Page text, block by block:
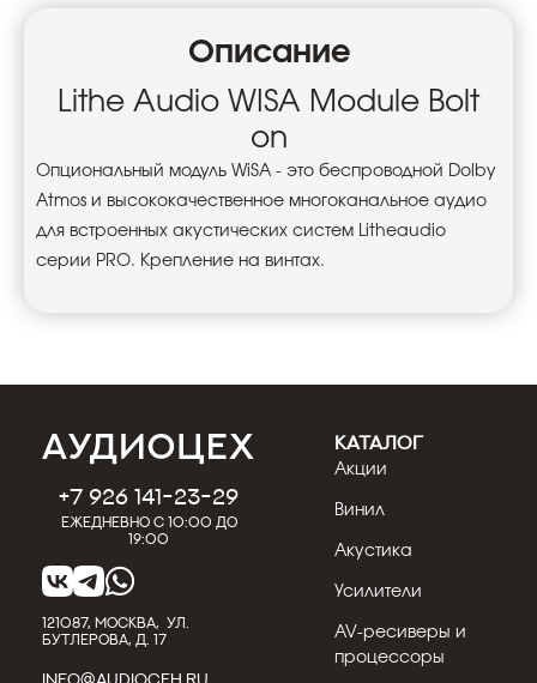
Описание
Lithe Audio WISA Module Bolt
on
Опциональный модуль WiSA - это беспроводной Dolby
Atmos и высококачественное многоканальное аудио
для встроенных акустических систем Litheaudio
серии PRO. Крепление на винтах.
+7 926 141-23-29
Ежедневно с 10:00 до
19:00
121087, МОСКВА, УЛ.
БУТЛЕРОВА, Д. 17
INFO@AUDIOCEH.RU
КАТАЛОГ
Акции
Винил
Акустика
Усилители
AV-ресиверы и
процессоры